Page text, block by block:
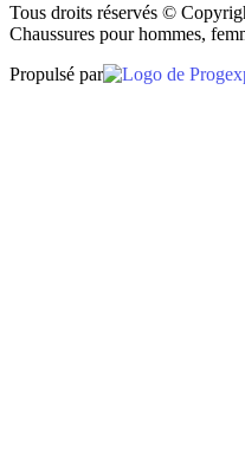
Tous droits réservés ©
Chaussures pour hommes,
Propulsé par